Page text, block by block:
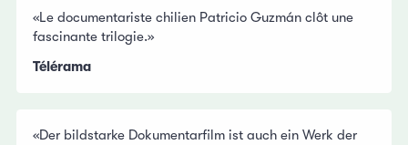
«Le documentariste chilien Patricio Guzmán clôt une
fascinante trilogie.»
Télérama
«Der bildstarke Dokumentarfilm ist auch ein Werk der